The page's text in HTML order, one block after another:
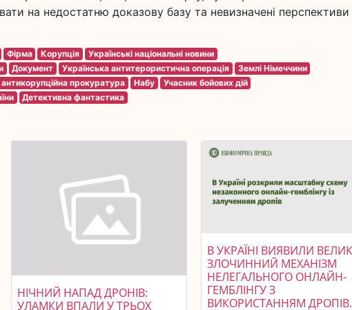
на недостатню доказову базу та невизначені перспективи
Фірма Корупція
Українські національні новини
Документ Українська антитерористична операція
Землі Німеччини
антикорупційна прокуратура Набу
Учасник бойових дій
Детективна фантастика
НІЧНИЙ НАПАД ДРОНІВ:
УЛАМКИ ВПАЛИ У ТРЬОХ
В УКРАЇНІ ВИЯВИЛИ
ЗЛОЧИННИЙ МЕХАНІЗМ
НЕЛЕГАЛЬНОГО ОНЛАЙН-
ГЕМБЛІНГУ З
ВИКОРИСТАННЯМ ДРОПІВ.